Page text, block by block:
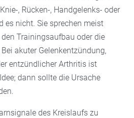
, Rücken-, Handgelenks- oder
es nicht. Sie sprechen meist
Trainingsaufbau oder die
akuter Gelenkentzündung,
entzündlicher Arthritis ist
dann sollte die Ursache
des Kreislaufs zu